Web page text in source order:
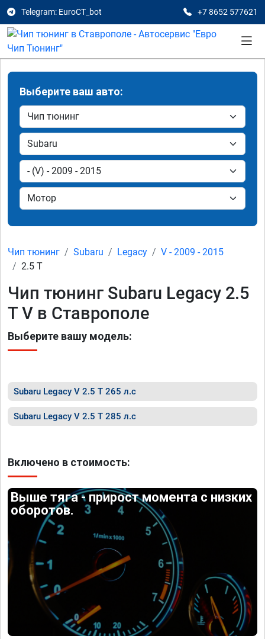
Telegram: EuroCT_bot +7 8652 577621
Выберите ваш авто:
Чип тюнинг Subaru Legacy
V - 2009 - 2015
2.5 T
Чип тюнинг Subaru Legacy 2.5
T V в Ставрополе
Выберите вашу модель:
Subaru Legacy V 2.5 T 265 л.с
Subaru Legacy V 2.5 T 285 л.с
Включено в стоимость:
Выше тяга - прирост момента с низких
оборотов.